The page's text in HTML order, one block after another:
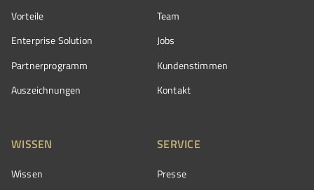
Vorteile
Enterprise Solution
Partnerprogramm
Auszeichnungen
Team
Jobs
Kundenstimmen
Kontakt
WISSEN
Wissen
SERVICE
Presse